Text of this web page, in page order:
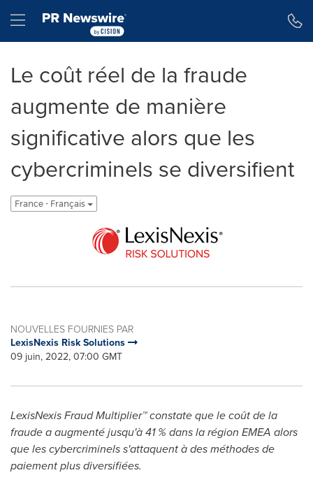
Hamburger menu
Le coût réel de la fraude
augmente de manière
significative alors que les
cybercriminels se diversifient
France - Français
NOUVELLES FOURNIES PAR
LexisNexis Risk Solutions
09 juin, 2022, 07:00 GMT
LexisNexis Fraud Multiplier™ constate que le coût de la
fraude a augmenté jusqu'à 41 % dans la région EMEA alors
que les cybercriminels s'attaquent à des méthodes de
paiement plus diversifiées.